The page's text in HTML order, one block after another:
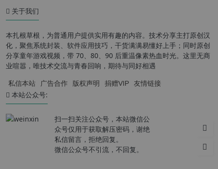
关于我们
本扎根草根，为普通用户提供实用有趣的内容。技术分享主打原创汉
化，聚焦系统封装、软件应用技巧，干货满满易懂好上手；同时原创
分享童年游戏视频，带 70、80、90 后重温像素热血时光。这里无商
业喧嚣，唯技术交流与青春回响，期待与同好相遇
私信本站 广告合作 版权声明 捐赠VIP 友情链接
本站公众号:
扫一扫关注公众号，本站微信公
众号仅用于获取解压密码，谢绝
私信留言，拒绝回复。
微信公众号不引流，不回复。